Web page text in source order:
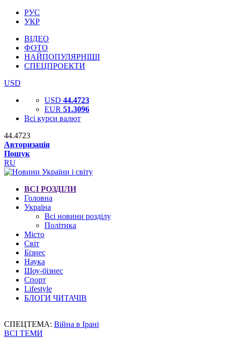
РУС
УКР
ВІДЕО
ФОТО
НАЙПОПУЛЯРНІШІ
СПЕЦПРОЕКТИ
USD
USD 44.4723
EUR 51.3096
Всі курси валют
44.4723
Авторизація
Пошук
RU
ВСІ РОЗДІЛИ
Головна
Україна
Всі новини розділу
Політика
Місто
Світ
Бізнес
Наука
Шоу-бізнес
Спорт
Lifestyle
БЛОГИ ЧИТАЧІВ
СПЕЦТЕМА: Війна в Ірані
ВСІ ТЕМИ